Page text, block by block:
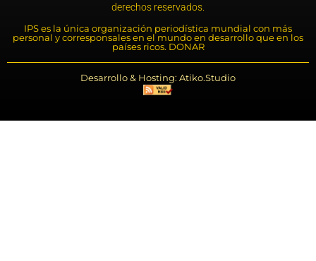
derechos reservados.
IPS es la única organización periodística mundial con más
personal y corresponsales en el mundo en desarrollo que en los
países ricos. DONAR
Desarrollo & Hosting: Atiko.Studio